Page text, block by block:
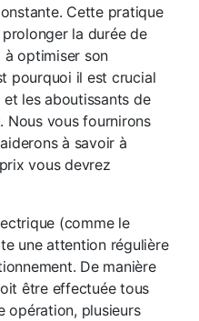
Cette pratique
la durée de
à optimiser son
pourquoi il est crucial
les aboutissants de
Nous vous fournirons
à savoir à
vous devrez
(comme le
une attention régulière
De manière
être effectuée tous
opération, plusieurs